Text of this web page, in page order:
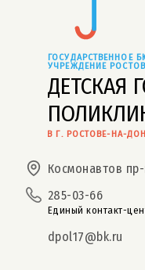
ДЕТСКАЯ
ГОСУДАРСТВЕННОЕ
УЧРЕЖДЕНИЕ
В Г. РОСТОВЕ-НА-
Космонавтов пр-
285-03-66
Единый контакт-
dpol17@bk.ru